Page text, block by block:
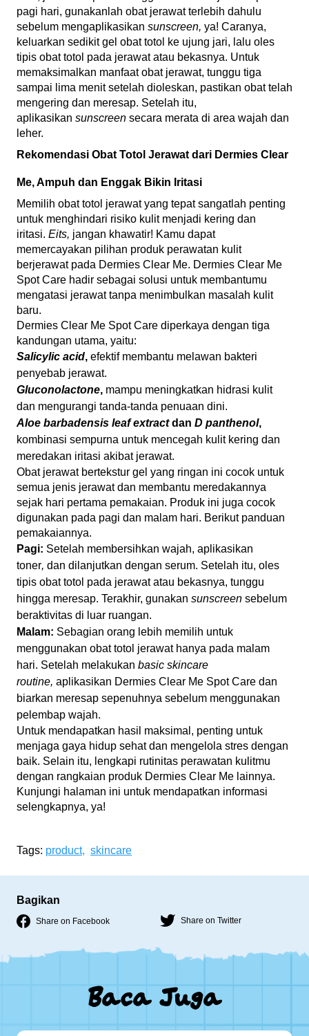
pagi hari, gunakanlah obat jerawat terlebih dahulu
sebelum mengaplikasikan sunscreen, ya! Caranya,
keluarkan sedikit gel obat totol ke ujung jari, lalu oles
tipis obat totol pada jerawat atau bekasnya. Untuk
memaksimalkan manfaat obat jerawat, tunggu tiga
sampai lima menit setelah dioleskan, pastikan obat telah
mengering dan meresap. Setelah itu,
aplikasikan sunscreen secara merata di area wajah dan
leher.
Rekomendasi Obat Totol Jerawat dari Dermies Clear
Me, Ampuh dan Enggak Bikin Iritasi
Memilih obat totol jerawat yang tepat sangatlah penting
untuk menghindari risiko kulit menjadi kering dan
iritasi. Eits, jangan khawatir! Kamu dapat
memercayakan pilihan produk perawatan kulit
berjerawat pada Dermies Clear Me. Dermies Clear Me
Spot Care hadir sebagai solusi untuk membantumu
mengatasi jerawat tanpa menimbulkan masalah kulit
baru.
Dermies Clear Me Spot Care diperkaya dengan tiga
kandungan utama, yaitu:
Salicylic acid, efektif membantu melawan bakteri
penyebab jerawat.
Gluconolactone, mampu meningkatkan hidrasi kulit
dan mengurangi tanda-tanda penuaan dini.
Aloe barbadensis leaf extractdan D panthenol,
kombinasi sempurna untuk mencegah kulit kering dan
meredakan iritasi akibat jerawat.
Obat jerawat bertekstur gel yang ringan ini cocok untuk
semua jenis jerawat dan membantu meredakannya
sejak hari pertama pemakaian. Produk ini juga cocok
digunakan pada pagi dan malam hari. Berikut panduan
pemakaiannya.
Pagi: Setelah membersihkan wajah, aplikasikan
toner, dan dilanjutkan dengan serum. Setelah itu, oles
tipis obat totol pada jerawat atau bekasnya, tunggu
hingga meresap. Terakhir, gunakan sunscreen sebelum
beraktivitas di luar ruangan.
Malam: Sebagian orang lebih memilih untuk
menggunakan obat totol jerawat hanya pada malam
hari. Setelah melakukan basic skincare
routine, aplikasikan Dermies Clear Me Spot Care dan
biarkan meresap sepenuhnya sebelum menggunakan
pelembap wajah.
Untuk mendapatkan hasil maksimal, penting untuk
menjaga gaya hidup sehat dan mengelola stres dengan
baik. Selain itu, lengkapi rutinitas perawatan kulitmu
dengan rangkaian produk Dermies Clear Me lainnya.
Kunjungi halaman ini untuk mendapatkan informasi
selengkapnya, ya!
Tags: product, skincare
Bagikan
Share on Facebook Share on Twitter
Baca Juga